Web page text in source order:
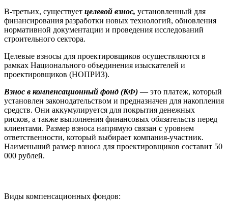
В-третьих, существует целевой взнос, установленный для
финансирования разработки новых технологий, обновления
нормативной документации и проведения исследований
строительного сектора.
Целевые взносы для проектировщиков осуществляются в
рамках Национального объединения изыскателей и
проектировщиков (НОПРИЗ).
Взнос в компенсационный фонд (КФ) — это платеж, который
установлен законодательством и предназначен для накопления
средств. Они аккумулируется для покрытия денежных
рисков, а также выполнения финансовых обязательств перед
клиентами. Размер взноса напрямую связан с уровнем
ответственности, который выбирает компания-участник.
Наименьший размер взноса для проектировщиков составит 50
000 рублей.
Виды компенсационных фондов: